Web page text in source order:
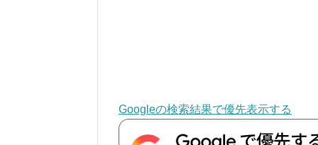
Googleの検索結果で優先表示する